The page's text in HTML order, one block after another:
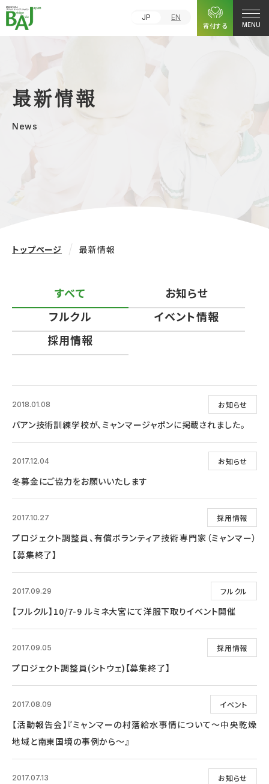
JP
EN
寄付する
MENU
最新情報
News
トップページ 最新情報
すべて
お知らせ
フルクル
イベント情報
採用情報
お知らせ
2018.01.08
パアン技術訓練学校が、ミャンマージャポンに掲載されました。
お知らせ
2017.12.04
冬募金にご協力をお願いいたします
採用情報
2017.10.27
プロジェクト調整員、有償ボランティア技術専門家（ミャンマー）
【募集終了】
フルクル
2017.09.29
【フルクル】10/7-9 ルミネ大宮にて洋服下取りイベント開催
採用情報
2017.09.05
プロジェクト調整員(シトウェ)【募集終了】
イベント
2017.08.09
【活動報告会】『ミャンマーの村落給水事情について～中央乾燥
地域と南東国境の事例から～』
お知らせ
2017.07.13